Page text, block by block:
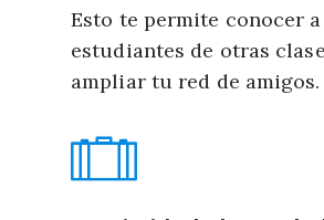
Esto te permite conocer a
estudiantes de otras
ampliar tu red de amigos.